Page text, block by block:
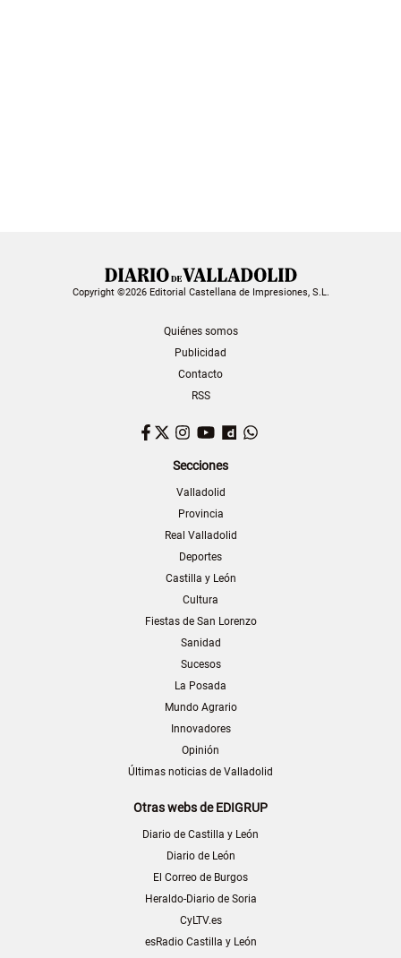
Copyright ©2026 Editorial Castellana de Impresiones, S.L.
Quiénes somos
Publicidad
Contacto
RSS
Facebook
TwitterInstagram
YouTubeDailymotion
Secciones
Valladolid
Provincia
Real Valladolid
Deportes
Castilla y León
Cultura
Fiestas de San Lorenzo
Sanidad
Sucesos
La Posada
Mundo Agrario
Innovadores
Opinión
Últimas noticias de Valladolid
Otras webs de EDIGRUP
Diario de Castilla y León
Diario de León
El Correo de Burgos
Heraldo-Diario de Soria
CyLTV.es
esRadio Castilla y León